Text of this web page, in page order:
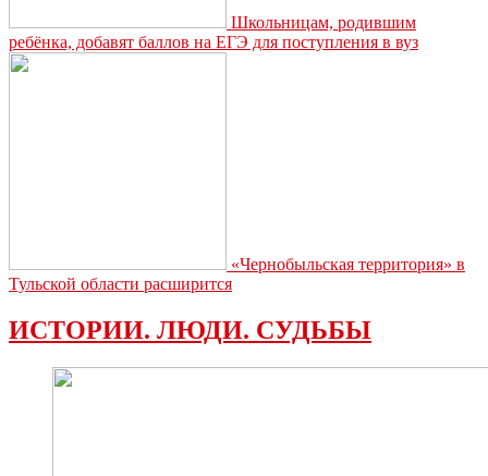
Школьницам, родившим
ребёнка, добавят баллов на ЕГЭ для поступления в вуз
«Чернобыльская территория» в
Тульской области расширится
ИСТОРИИ. ЛЮДИ. СУДЬБЫ